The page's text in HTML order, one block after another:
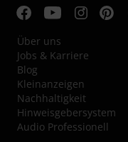
Über uns
Jobs & Karriere
Blog
Kleinanzeigen
Nachhaltigkeit
Hinweisgebersystem
Audio Professionell